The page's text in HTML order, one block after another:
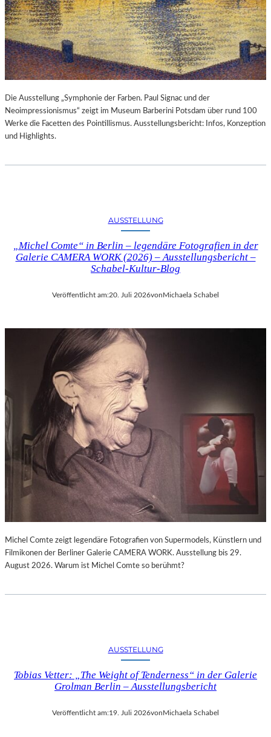
Die Ausstellung „Symphonie der Farben. Paul Signac und der
Neoimpressionismus“ zeigt im Museum Barberini Potsdam über rund 100
Werke die Facetten des Pointillismus. Ausstellungsbericht: Infos, Konzeption
und Highlights.
AUSSTELLUNG
„Michel Comte“ in Berlin – legendäre Fotografien in der
Galerie CAMERA WORK (2026) – Ausstellungsbericht –
Schabel-Kultur-Blog
Veröffentlicht am:20. Juli 2026von Michaela Schabel
Michel Comte zeigt legendäre Fotografien von Supermodels, Künstlern und
Filmikonen der Berliner Galerie CAMERA WORK. Ausstellung bis 29.
August 2026. Warum ist Michel Comte so berühmt?
AUSSTELLUNG
Tobias Vetter: „The Weight of Tenderness“ in der Galerie
Grolman Berlin – Ausstellungsbericht
Veröffentlicht am:19. Juli 2026von Michaela Schabel